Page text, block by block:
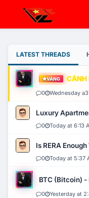
LATEST THREADS
VÀNG CẢNH
0 Wednesday
Luxury
0 Today at 6:13
Is RERA
0 Today at 5:37
BTC (Bitcoin)
0 Yesterday at